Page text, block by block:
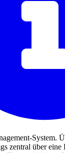
System.
zentral über eine